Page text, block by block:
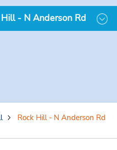
Hill - N Anderson Rd
Rock Hill - N Anderson Rd